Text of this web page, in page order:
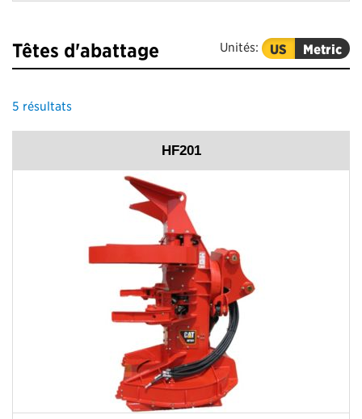
Unités: US Metric
Têtes d'abattage
5 résultats
HF201